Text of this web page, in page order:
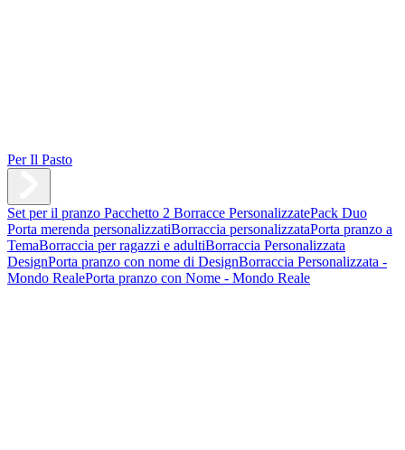
Per Il Pasto
Set per il pranzo Pacchetto 2 Borracce PersonalizzatePack Duo
Porta merenda personalizzatiBorraccia personalizzataPorta pranzo a
TemaBorraccia per ragazzi e adultiBorraccia Personalizzata
DesignPorta pranzo con nome di DesignBorraccia Personalizzata -
Mondo RealePorta pranzo con Nome - Mondo Reale